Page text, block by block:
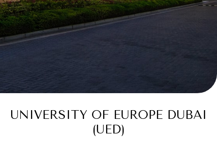
UNIVERSITY OF EUROPE DUBAI
(UED)